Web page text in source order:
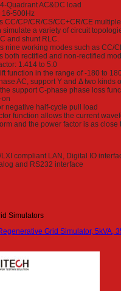
Quadrant AC&DC load
16-500Hz
CC/CP/CR/CS/CC+CR/CE
simulate a variety of circuit
and shunt RLC.
nine working modes such as CC/
both rectified and non-rectified
1.414 to 5.0
function in the range of -180 to
AC, support Y and Δ two kinds
support C-phase phase loss
on
negative half-cycle pull load
function allows the current
and the power factor is as close
compliant LAN, Digital IO
and RS232 interface
Simulators
Grid Simulator, 5kVA,